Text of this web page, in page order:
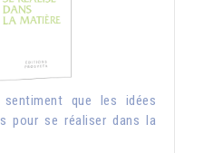
que les idées
pour se réaliser dans la